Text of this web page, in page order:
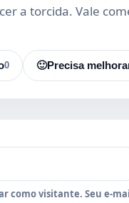
a torcida. Vale
0 🙂Precisa
como visitante. Seu e-